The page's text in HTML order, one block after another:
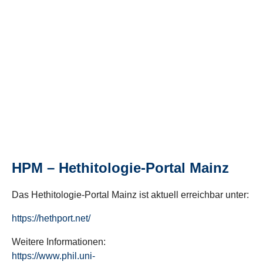
HPM – Hethitologie-Portal Mainz
Das Hethitologie-Portal Mainz ist aktuell erreichbar unter:
https://hethport.net/
Weitere Informationen:
https://www.phil.uni-